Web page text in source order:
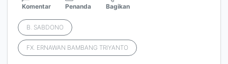
Komentar Penanda Bagikan
B. SABDONO
FX. ERNAWAN BAMBANG TRIYANTO